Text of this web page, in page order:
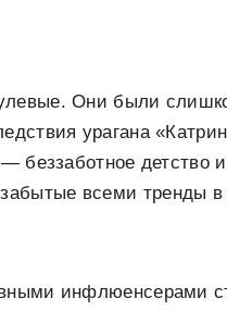
Они были
урагана
беззаботное детство
всеми тренды в
инфлюенсерами